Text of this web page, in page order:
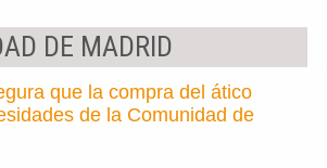
DE MADRID
que la compra del ático
de la Comunidad de